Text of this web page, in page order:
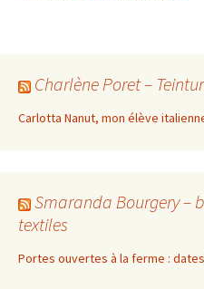
Charlène Poret –
Carlotta Nanut, mon élève
Smaranda Bourgery –
textiles
Portes ouvertes à la ferme :